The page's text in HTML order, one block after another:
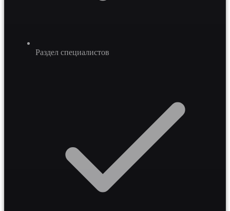
Раздел специалистов